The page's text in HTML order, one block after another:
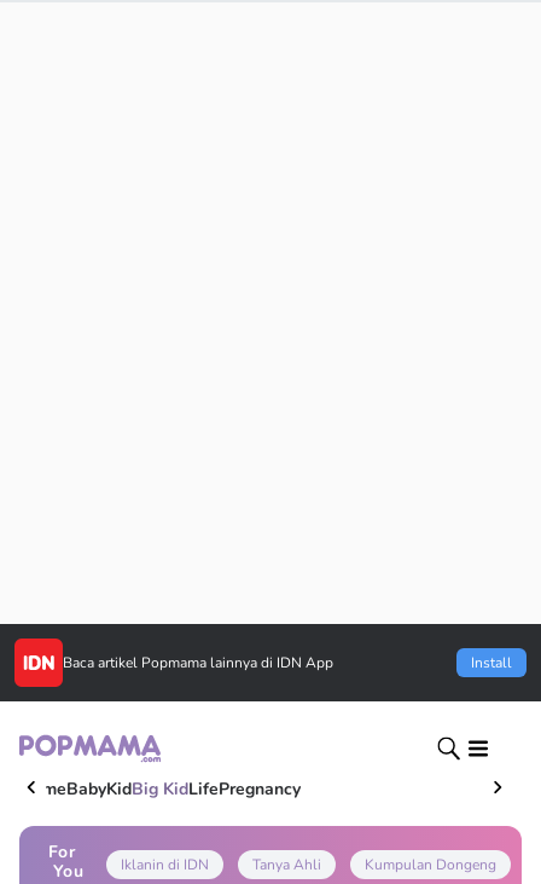
Baca artikel Popmama lainnya di IDN App Install
HomeBabyKidBig KidLifePregnancy
For
You
Iklanin di IDN Tanya Ahli Kumpulan Dongeng